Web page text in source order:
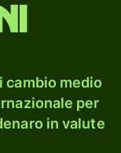
cambio medio
per
in valute